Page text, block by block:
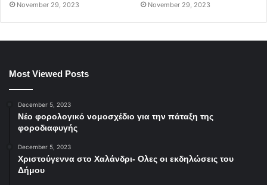
November 29, 2023 November 29, 2023
Most Viewed Posts
December 5, 2023
Νέο φορολογικό νομοσχέδιο για την πάταξη της
φοροδιαφυγής
December 5, 2023
Χριστούγεννα στο Χαλάνδρι- Ολες οι εκδηλώσεις του
Δήμου